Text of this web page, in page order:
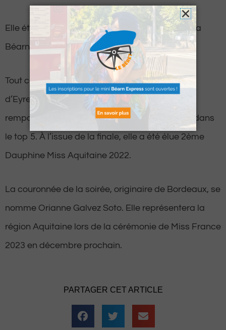
Elle était accompagnée de sa 1ère Dauphine, la
Béarnaise Mathilda Jourde.
Tout comme Mathilda, La landaise, originaire
d’Eyres-Moncubes, n’a malheureusement pas
remporté le sacre mais termine tout de même dans
le top 5. À l’issue de la finale, elle a été élue 2ème
Dauphine Miss Aquitaine 2022.
La couronnée de la soirée, originaire de Bordeaux, se
nomme Orianne Galvez Soto. Elle représentera la
région Aquitaine lors de la cérémonie de Miss France
2023 en décembre prochain.
PARTAGER CET ARTICLE